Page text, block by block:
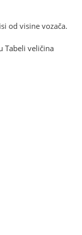
od visine vozača.
Tabeli veličina